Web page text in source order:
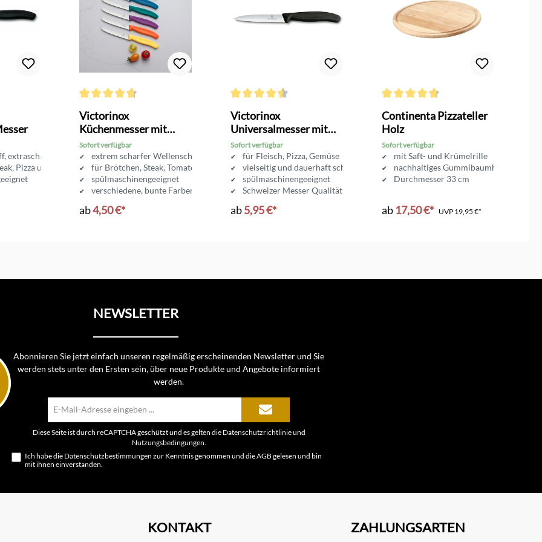
extrascharf
Pizza uvm.
Victorinox
Küchenmesser mit
Wellenschliff
Sofort verfügbar
extrem scharfer Wellenschliff
für Brötchen, Steak, Tomaten uvm.
spülmaschinengeeignet
verschiedene, bunte Farben
ab4,50 €*
Victorinox
Universalmesser mit
Wellenschliff
Sofort verfügbar
für Fleisch, Pizza, Gemüse
vielseitig und dauerhaft scharf
spülmaschinengeeignet
Schweizer Messer Qualität
ab5,95 €*
Continenta Pizzateller
Holz
Sofort verfügbar
mit Saft- und Krümelrille
nachhaltiges Gummibaumholz
Durchmesser 33 cm
ab 17,50 €* UVP 19,95 €*
NEWSLETTER
Abonnieren Sie jetzt einfach unseren regelmäßig erscheinenden Newsletter und Sie
werden stets unter den Ersten sein, über neue Produkte und Angebote informiert
werden.
Mail-
Adresse*
Diese Seite ist durch reCAPTCHA geschützt und es gelten die Datenschutzrichtlinieund
Nutzungsbedingungen
Ich habe die Datenschutzbestimmungen zur Kenntnis genommen und dieAGB gelesen und bin
mit ihnen einverstanden.
KONTAKT ZAHLUNGSARTEN